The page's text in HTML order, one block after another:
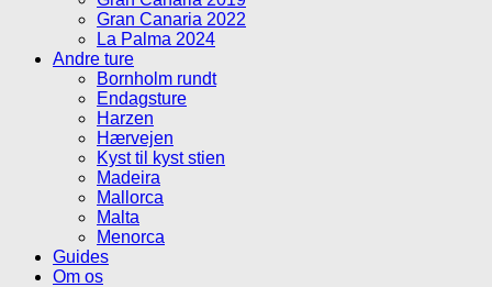
Gran Canaria 2022
La Palma 2024
Andre ture
Bornholm rundt
Endagsture
Harzen
Hærvejen
Kyst til kyst stien
Madeira
Mallorca
Malta
Menorca
Guides
Om os